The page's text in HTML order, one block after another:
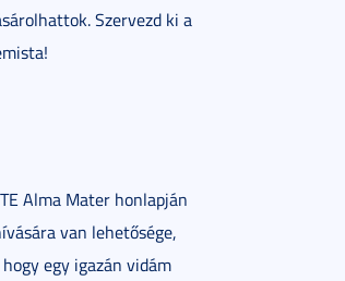
Szervezd ki a
Alma Mater honlapján
van lehetősége,
egy igazán vidám